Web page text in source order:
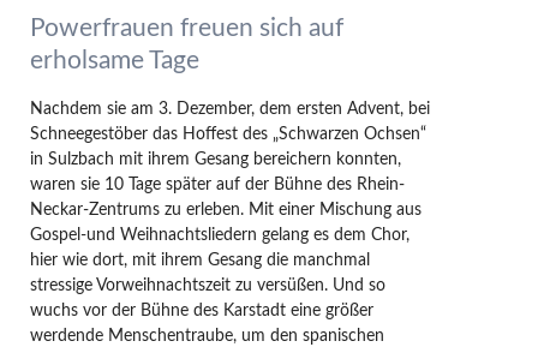
Powerfrauen freuen sich auf
erholsame Tage
Nachdem sie am 3. Dezember, dem ersten Advent, bei
Schneegestöber das Hoffest des „Schwarzen Ochsen“
in Sulzbach mit ihrem Gesang bereichern konnten,
waren sie 10 Tage später auf der Bühne des Rhein-
Neckar-Zentrums zu erleben. Mit einer Mischung aus
Gospel-und Weihnachtsliedern gelang es dem Chor,
hier wie dort, mit ihrem Gesang die manchmal
stressige Vorweihnachtszeit zu versüßen. Und so
wuchs vor der Bühne des Karstadt eine größer
werdende Menschentraube, um den spanischen